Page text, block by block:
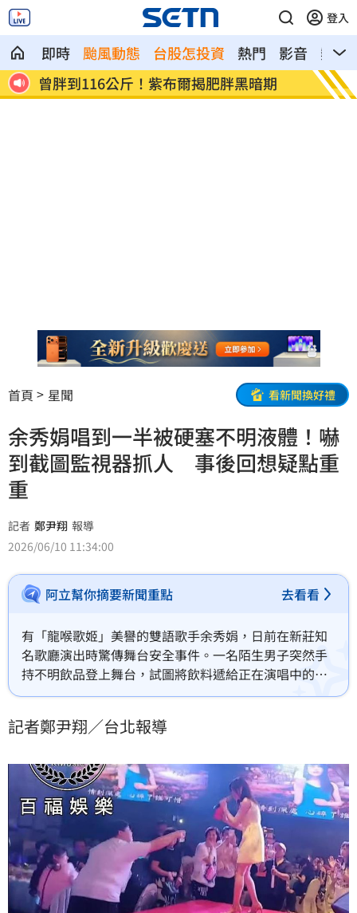
登入
即時 颱風動態 台股怎投資 熱門 影音
熱搜
暗期
小刀離婚台玻二千金林文晴！情變原因曝
光
首頁 星聞 看新聞換好禮
余秀娟唱到一半被硬塞不明液體！嚇
到截圖監視器抓人 事後回想疑點重
重
記者 鄭尹翔 報導
2026/06/10 11:34:00
阿立幫你摘要新聞重點 去看看
有「龍喉歌姬」美譽的雙語歌手余秀娟，日前在新莊知
名歌廳演出時驚傳舞台安全事件。一名陌生男子突然手
持不明飲品登上舞台，試圖將飲料遞給正在演唱中的余
秀娟。所幸余秀娟當下保持警覺，並未接受對方提供的
重，由於飲料來源不明、男子行徑特殊，也讓外界開始
記者鄭尹翔／台北報導